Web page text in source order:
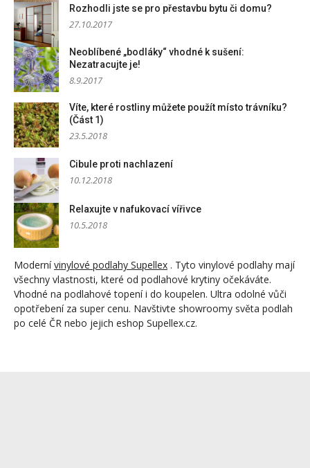
Rozhodli jste se pro přestavbu bytu či domu?
27.10.2017
Neoblíbené „bodláky“ vhodné k sušení:
Nezatracujte je!
8.9.2017
Víte, které rostliny můžete použít místo trávníku?
(Část 1)
23.5.2018
Cibule proti nachlazení
10.12.2018
Relaxujte v nafukovací vířivce
10.5.2018
Modernívinylové podlahy Supellex . Tyto vinylové podlahy mají
všechny vlastnosti, které od podlahové krytiny očekáváte.
Vhodné na podlahové topení i do koupelen. Ultra odolné vůči
opotřebení za super cenu. Navštivte showroomy světa podlah
po celé ČR nebo jejich eshop Supellex.cz.